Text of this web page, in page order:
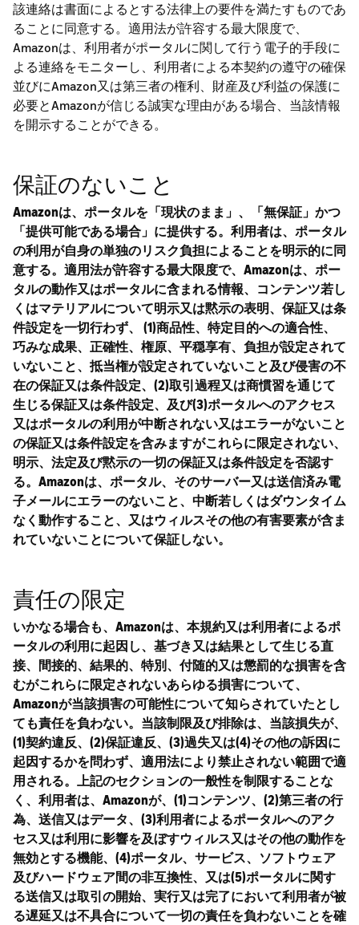
該連絡は書面によるとする法律上の要件を満たすものであ
ることに同意する。適用法が許容する最大限度で、
Amazonは、利用者がポータルに関して行う電子的手段に
よる連絡をモニターし、利用者による本契約の遵守の確保
並びにAmazon又は第三者の権利、財産及び利益の保護に
必要とAmazonが信じる誠実な理由がある場合、当該情報
を開示することができる。
保証のないこと
Amazonは、ポータルを「現状のまま」、「無保証」かつ
「提供可能である場合」に提供する。利用者は、ポータル
の利用が自身の単独のリスク負担によることを明示的に同
意する。適用法が許容する最大限度で、Amazonは、ポー
タルの動作又はポータルに含まれる情報、コンテンツ若し
くはマテリアルについて明示又は黙示の表明、保証又は条
件設定を一切行わず、 (1)商品性、特定目的への適合性、
巧みな成果、正確性、権原、平穏享有、負担が設定されて
いないこと、抵当権が設定されていないこと及び侵害の不
在の保証又は条件設定、(2)取引過程又は商慣習を通じて
生じる保証又は条件設定、及び(3)ポータルへのアクセス
又はポータルの利用が中断されない又はエラーがないこと
の保証又は条件設定を含みますがこれらに限定されない、
明示、法定及び黙示の一切の保証又は条件設定を否認す
る。Amazonは、ポータル、そのサーバー又は送信済み電
子メールにエラーのないこと、中断若しくはダウンタイム
なく動作すること、又はウィルスその他の有害要素が含ま
れていないことについて保証しない。
責任の限定
いかなる場合も、Amazonは、本規約又は利用者によるポ
ータルの利用に起因し、基づき又は結果として生じる直
接、間接的、結果的、特別、付随的又は懲罰的な損害を含
むがこれらに限定されないあらゆる損害について、
Amazonが当該損害の可能性について知らされていたとし
ても責任を負わない。当該制限及び排除は、当該損失が、
(1)契約違反、(2)保証違反、(3)過失又は(4)その他の訴因に
起因するかを問わず、適用法により禁止されない範囲で適
用される。上記のセクションの一般性を制限することな
く、利用者は、Amazonが、(1)コンテンツ、(2)第三者の行
為、送信又はデータ、(3)利用者によるポータルへのアク
セス又は利用に影響を及ぼすウィルス又はその他の動作を
無効とする機能、(4)ポータル、サービス、ソフトウェア
及びハードウェア間の非互換性、又は(5)ポータルに関す
る送信又は取引の開始、実行又は完了において利用者が被
る遅延又は不具合について一切の責任を負わないことを確